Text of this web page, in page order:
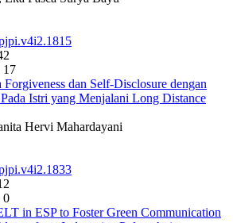
17
Forgiveness dan Self-Disclosure dengan
Istri yang Menjalani Long Distance
Hervi Mahardayani
0
in ESP to Foster Green Communication